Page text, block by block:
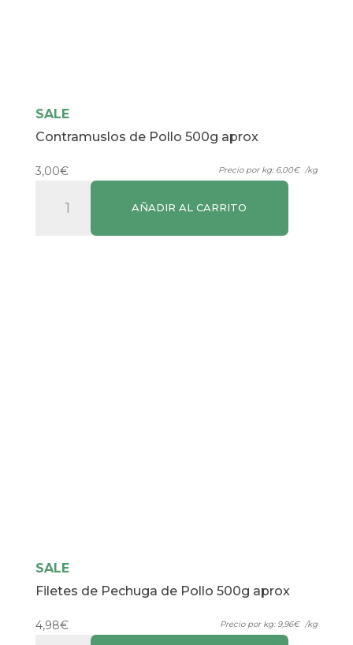
SALE
Contramuslos de Pollo 500g aprox
3,00€ Precio por kg: 6,00€ /kg
Contramuslos
AÑADIR AL CARRITO
SALE
Filetes de Pechuga de Pollo 500g aprox
4,98€ Precio por kg: 9,96€ /kg